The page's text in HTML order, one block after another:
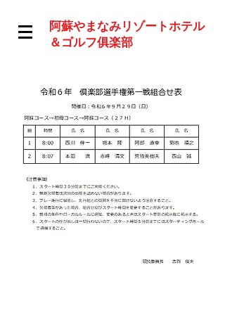
阿蘇やまなみリゾートホテル
＆ゴルフ俱楽部